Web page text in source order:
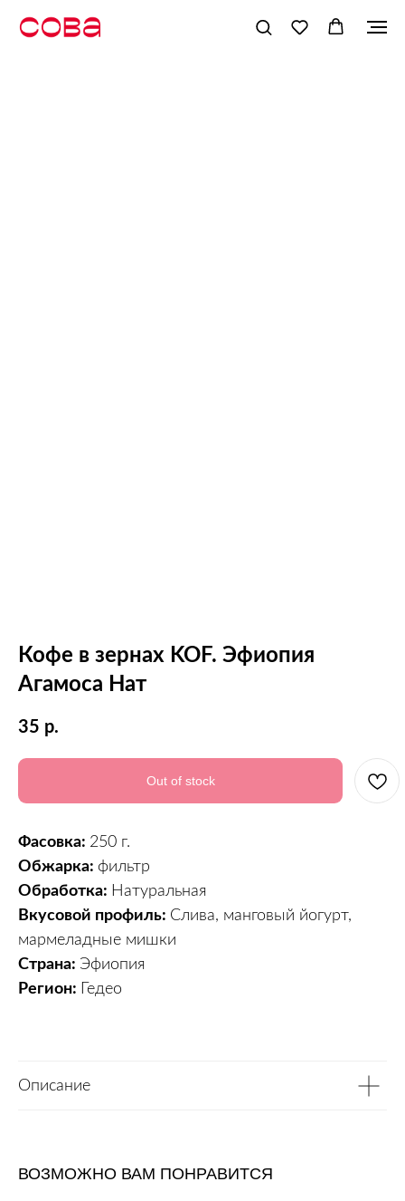
Кофе в зернах KOF. Эфиопия
Агамоса Нат
35 р.
Out of stock
Фасовка: 250 г.
Обжарка: фильтр
Обработка: Натуральная
Вкусовой профиль: Слива, манговый йогурт,
мармеладные мишки
Страна: Эфиопия
Регион:
Гедео
Описание
ВОЗМОЖНО ВАМ ПОНРАВИТСЯ